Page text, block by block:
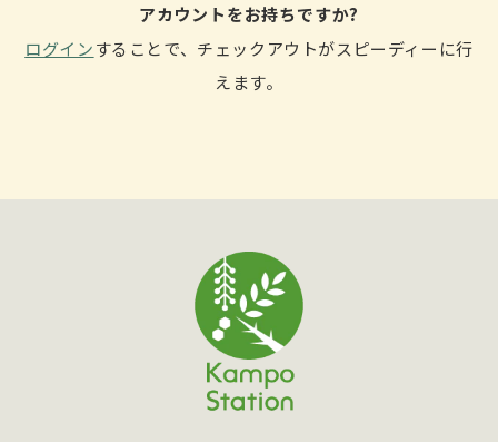
アカウントをお持ちですか?
ログインすることで、チェックアウトがスピーディーに行
えます。